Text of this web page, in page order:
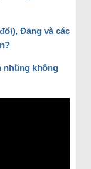
Đảng và các
nhũng không